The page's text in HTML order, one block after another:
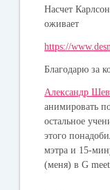
Насчет
оживает
https://
Благодарю за
Александр
анимировать
остальное
этого
мэтра и 15-
(меня) в G meet